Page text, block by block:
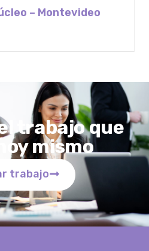
– Montevideo
trabajo que
mismo
trabajo